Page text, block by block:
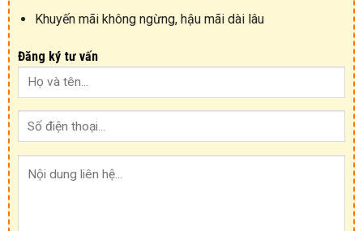
Khuyến mãi không ngừng, hậu mãi dài lâu
Đăng ký tư vấn